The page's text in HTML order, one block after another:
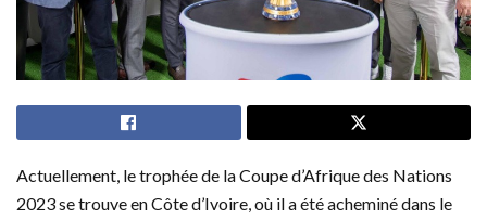
Actuellement, le trophée de la Coupe d’Afrique des Nations
2023 se trouve en Côte d’Ivoire, où il a été acheminé dans le